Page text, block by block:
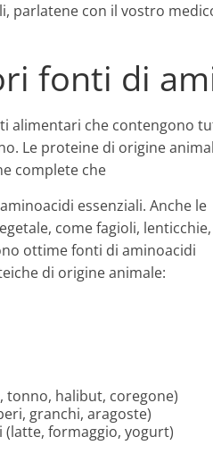
parlatene con il vostro
fonti di
alimentari che contengono
Le proteine di origine
complete che
essenziali. Anche le
come fagioli,
ottime fonti di aminoacidi
di origine animale:
tonno, halibut, coregone)
granchi, aragoste)
(latte, formaggio, yogurt)